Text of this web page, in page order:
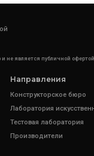
не является публичной
Направления
Конструкторское бюро
Лаборатория
Тестовая лаборатория
Производители